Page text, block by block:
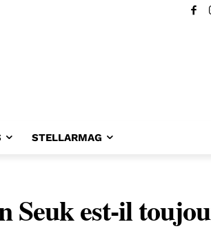
STELLARMAG
Seuk est-il